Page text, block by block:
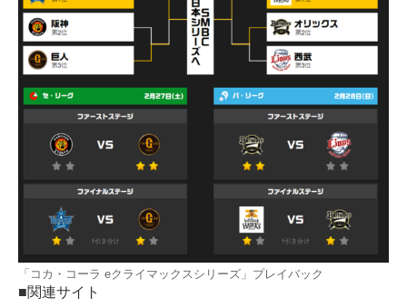
「コカ・コーラ eクライマックスシリーズ」プレイバック
■関連サイト